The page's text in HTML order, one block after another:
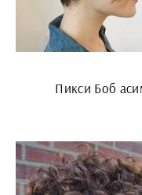
Пикси Боб